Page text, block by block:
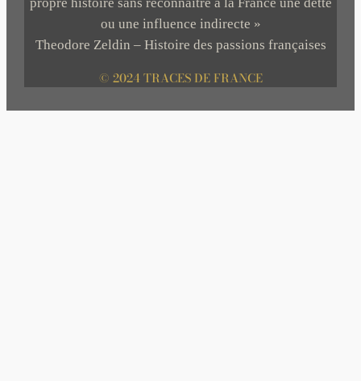
ou une influence indirecte »
Theodore Zeldin – Histoire des passions françaises
© 2024 TRACES DE FRANCE